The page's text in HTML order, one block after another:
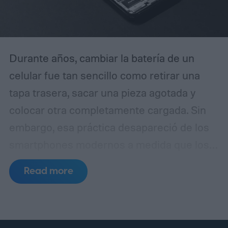
Durante años, cambiar la batería de un
celular fue tan sencillo como retirar una
tapa trasera, sacar una pieza agotada y
colocar otra completamente cargada. Sin
fabricantes apostaron por diseños más
delgados, cuerpos de vidrio y metal,
Read more